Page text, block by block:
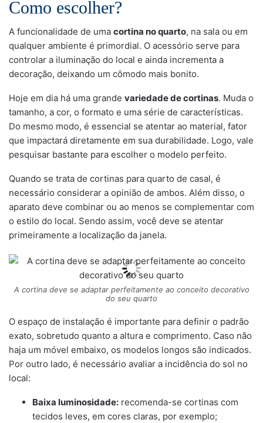
Como escolher?
A funcionalidade de uma cortina no quarto, na sala ou em
qualquer ambiente é primordial. O acessório serve para
controlar a iluminação do local e ainda incrementa a
decoração, deixando um cômodo mais bonito.
Hoje em dia há uma grande variedade de cortinas. Muda o
tamanho, a cor, o formato e uma série de características.
Do mesmo modo, é essencial se atentar ao material, fator
que impactará diretamente em sua durabilidade. Logo, vale
pesquisar bastante para escolher o modelo perfeito.
Quando se trata de cortinas para quarto de casal, é
necessário considerar a opinião de ambos. Além disso, o
aparato deve combinar ou ao menos se complementar com
o estilo do local. Sendo assim, você deve se atentar
primeiramente a localização da janela.
A cortina deve se adaptar perfeitamente ao conceito decorativo
do seu quarto
O espaço de instalação é importante para definir o padrão
exato, sobretudo quanto a altura e comprimento. Caso não
haja um móvel embaixo, os modelos longos são indicados.
Por outro lado, é necessário avaliar a incidência do sol no
local:
Baixa luminosidade: recomenda-se cortinas com
tecidos leves, em cores claras, por exemplo;